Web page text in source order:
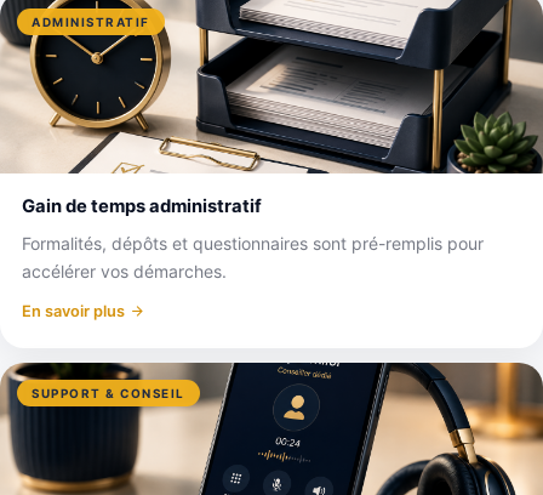
ADMINISTRATIF
Gain de temps administratif
Formalités, dépôts et questionnaires sont pré-remplis pour
accélérer vos démarches.
En savoir plus
SUPPORT & CONSEIL